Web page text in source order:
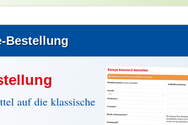
Bestellung
auf die klassische